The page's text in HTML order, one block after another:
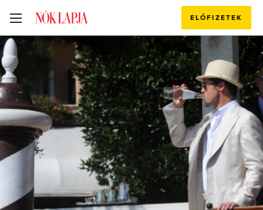
ELŐFIZETEK